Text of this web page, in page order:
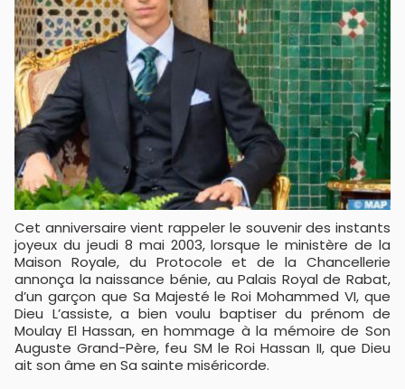
Cet anniversaire vient rappeler le souvenir des instants
joyeux du jeudi 8 mai 2003, lorsque le ministère de la
Maison Royale, du Protocole et de la Chancellerie
annonça la naissance bénie, au Palais Royal de Rabat,
d’un garçon que Sa Majesté le Roi Mohammed VI, que
Dieu L’assiste, a bien voulu baptiser du prénom de
Moulay El Hassan, en hommage à la mémoire de Son
Auguste Grand-Père, feu SM le Roi Hassan II, que Dieu
ait son âme en Sa sainte miséricorde.